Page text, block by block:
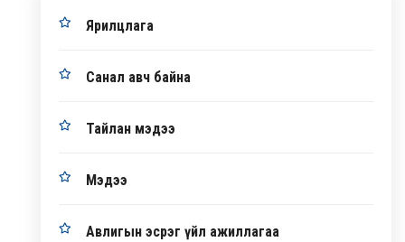
Ярилцлага
Санал авч байна
Тайлан мэдээ
Мэдээ
Авлигын эсрэг үйл ажиллагаа